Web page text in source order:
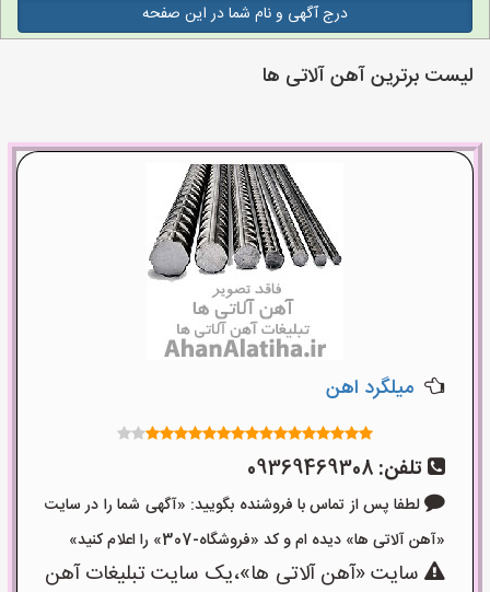
درج آگهی و نام شما در این صفحه
لیست برترین آهن آلاتی ها
میلگرد اهن
تلفن: 09369469308
لطفا پس از تماس با فروشنده بگویید: «آگهی شما را در سایت
«آهن آلاتی ها» دیده ام و کد «فروشگاه-307» را اعلام کنید»
سایت «آهن آلاتی ها»،یک سایت تبلیغات آهن